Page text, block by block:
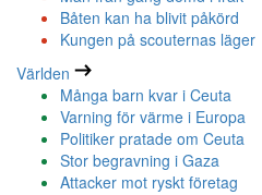
Båten kan ha blivit påkörd
Kungen på scouternas läger
Världen
Många barn kvar i Ceuta
Varning för värme i Europa
Politiker pratade om Ceuta
Stor begravning i Gaza
Attacker mot ryskt företag